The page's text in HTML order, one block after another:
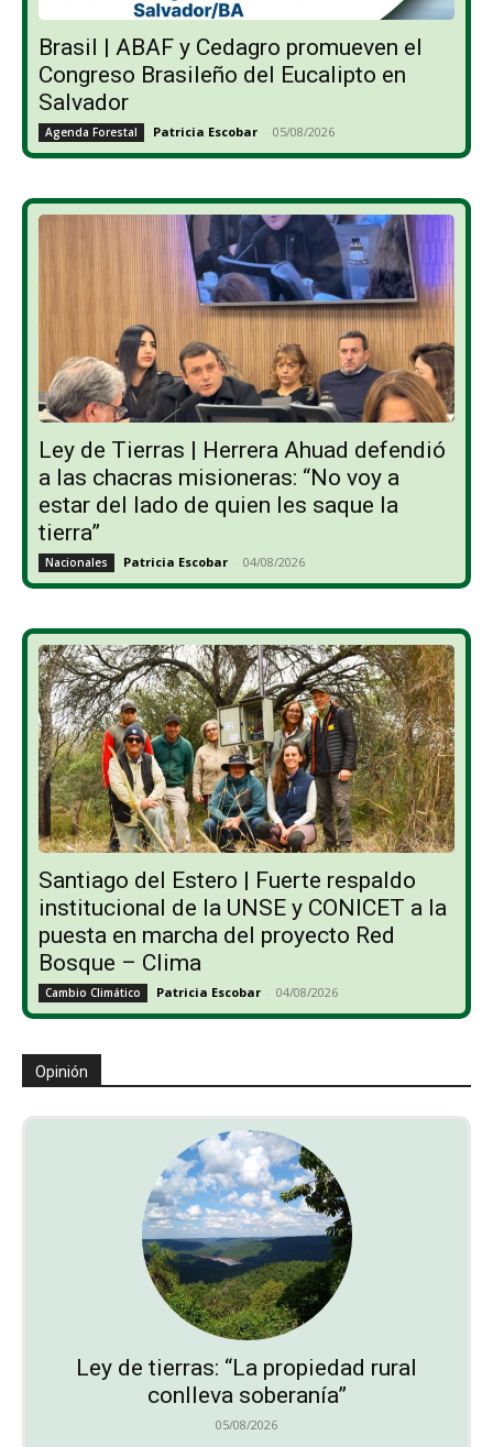
Brasil | ABAF y Cedagro promueven el
Congreso Brasileño del Eucalipto en
Salvador
Agenda Forestal Patricia Escobar - 05/08/2026
Ley de Tierras | Herrera Ahuad defendió
a las chacras misioneras: “No voy a
estar del lado de quien les saque la
tierra”
Nacionales Patricia Escobar - 04/08/2026
Santiago del Estero | Fuerte respaldo
institucional de la UNSE y CONICET a la
puesta en marcha del proyecto Red
Bosque – Clima
Cambio Climático Patricia Escobar - 04/08/2026
Opinión
Ley de tierras: “La propiedad rural
conlleva soberanía”
05/08/2026